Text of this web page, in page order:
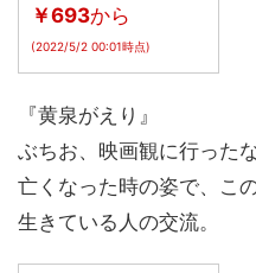
￥693から
(2022/5/2 00:01時点)
『黄泉がえり』
ぶちお、映画観に行った
亡くなった時の姿で、こ
生きている人の交流。